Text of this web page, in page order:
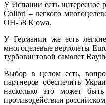
У Испании есть интересное
Colibri – легкого
OH-58 Kiowa.
У Германии же есть
многоцелевые вертолеты
турбовинтовой самолет
Выбор в целом есть,
партнеров обеспечить
насколько это может
противодействии